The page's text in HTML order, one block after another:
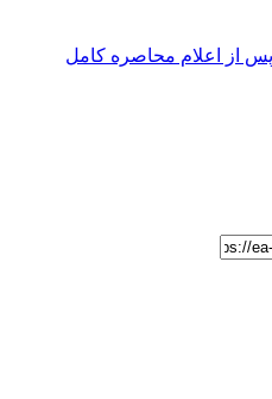
از اعلام محاصره کامل